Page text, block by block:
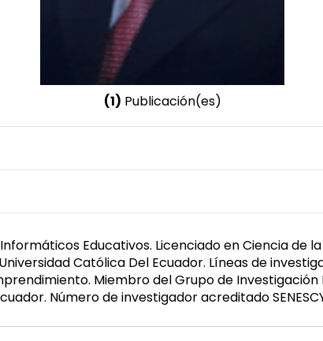
(1) Publicación(es)
Masculino
Educativos. Licenciado en Ciencia de
Católica Del Ecuador. Líneas de
Miembro del Grupo de Investigación
Número de investigador acreditado